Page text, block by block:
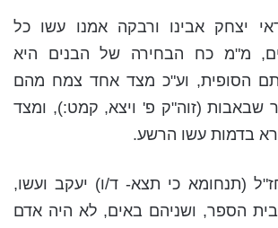
יצחק אבינו ורבקה אמנו עשו כל
מ"מ כח הבחירה של הבנים היא
הסופית, וע"כ מצד אחד צמח מהם
שבאבות (זוה"ק פ' ויצא, קמט:), ומצד
בדמות עשו הרשע.
(תנחומא כי תצא- ד/ו) יעקב ועשו,
הספר, ושניהם באים, לא היה אדם